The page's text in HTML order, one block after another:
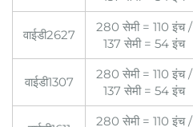
वाईडी2627
280 सेमी = 110 इंच /
137 सेमी = 54 इंच
वाईडी1307
280 सेमी = 110 इंच /
137 सेमी = 54 इंच
280 सेमी = 110 इंच /